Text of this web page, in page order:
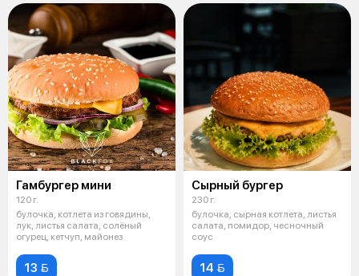
Гамбургер мини
120 г.
булочка, котлета из говядины,
лук, листья салата, солёный
огурец, кетчуп, майонез
13 
Сырный бургер
230 г.
булочка, сырная котлета, листья
салата, помидор, чесночный
соус
14 